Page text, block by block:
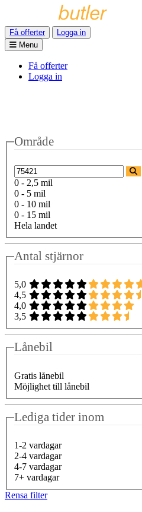
Få offerter
Logga in
Menu
Få offerter
Logga in
Område
0 - 2,5 mil
0 - 5 mil
0 - 10 mil
0 - 15 mil
Hela landet
Antal stjärnor
5,0
4,5
4,0
3,5
Lånebil
Gratis lånebil
Möjlighet till lånebil
Lediga tider inom
1-2 vardagar
2-4 vardagar
4-7 vardagar
7+ vardagar
Rensa filter